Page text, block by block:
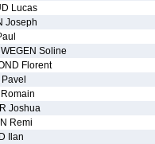
Lucas
Joseph
Soline
Florent
Joshua
Remi
Ilan